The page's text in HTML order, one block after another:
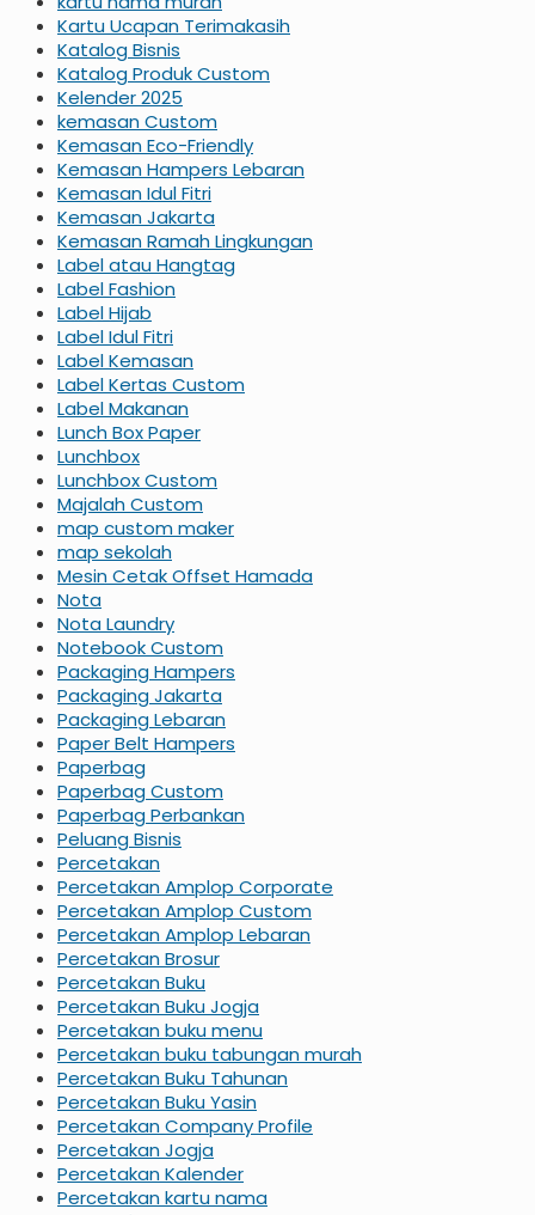
Kartu Ucapan Terimakasih
Katalog Bisnis
Katalog Produk Custom
Kelender 2025
kemasan Custom
Kemasan Eco-Friendly
Kemasan Hampers Lebaran
Kemasan Idul Fitri
Kemasan Jakarta
Kemasan Ramah Lingkungan
Label atau Hangtag
Label Fashion
Label Hijab
Label Idul Fitri
Label Kemasan
Label Kertas Custom
Label Makanan
Lunch Box Paper
Lunchbox
Lunchbox Custom
Majalah Custom
map custom maker
map sekolah
Mesin Cetak Offset Hamada
Nota
Nota Laundry
Notebook Custom
Packaging Hampers
Packaging Jakarta
Packaging Lebaran
Paper Belt Hampers
Paperbag
Paperbag Custom
Paperbag Perbankan
Peluang Bisnis
Percetakan
Percetakan Amplop Corporate
Percetakan Amplop Custom
Percetakan Amplop Lebaran
Percetakan Brosur
Percetakan Buku
Percetakan Buku Jogja
Percetakan buku menu
Percetakan buku tabungan murah
Percetakan Buku Tahunan
Percetakan Buku Yasin
Percetakan Company Profile
Percetakan Jogja
Percetakan Kalender
Percetakan kartu nama